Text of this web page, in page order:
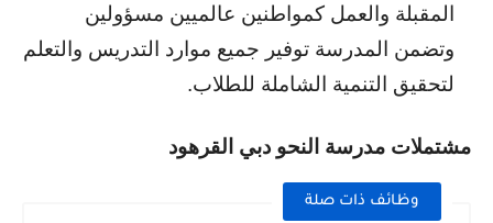
المقبلة والعمل كمواطنين عالميين مسؤولين
وتضمن المدرسة توفير جميع موارد التدريس والتعلم
لتحقيق التنمية الشاملة للطلاب.
مشتملات مدرسة النحو دبي القرهود
وظائف ذات صلة